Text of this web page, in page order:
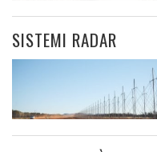
SISTEMI RADAR